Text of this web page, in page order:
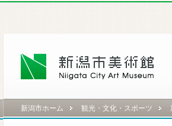
新潟市ホーム 観光・文化・スポーツ